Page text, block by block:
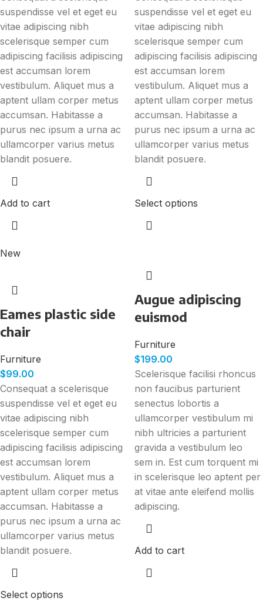
suspendisse vel et eget eu
vitae adipiscing nibh
scelerisque semper cum
adipiscing facilisis adipiscing
est accumsan lorem
vestibulum. Aliquet mus a
aptent ullam corper metus
accumsan. Habitasse a
purus nec ipsum a urna ac
ullamcorper varius metus
blandit posuere.
Add to cart
suspendisse vel et eget eu
vitae adipiscing nibh
scelerisque semper cum
adipiscing facilisis adipiscing
est accumsan lorem
vestibulum. Aliquet mus a
aptent ullam corper metus
accumsan. Habitasse a
purus nec ipsum a urna ac
ullamcorper varius metus
blandit posuere.
Select options
New
Eames plastic side
chair
Furniture
$99.00
Consequat a scelerisque
suspendisse vel et eget eu
vitae adipiscing nibh
scelerisque semper cum
adipiscing facilisis adipiscing
est accumsan lorem
vestibulum. Aliquet mus a
aptent ullam corper metus
accumsan. Habitasse a
purus nec ipsum a urna ac
ullamcorper varius metus
blandit posuere.
Select options
Augue adipiscing
euismod
Furniture
$199.00
Scelerisque facilisi rhoncus
non faucibus parturient
senectus lobortis a
ullamcorper vestibulum mi
nibh ultricies a parturient
gravida a vestibulum leo
sem in. Est cum torquent mi
in scelerisque leo aptent per
at vitae ante eleifend mollis
adipiscing.
Add to cart